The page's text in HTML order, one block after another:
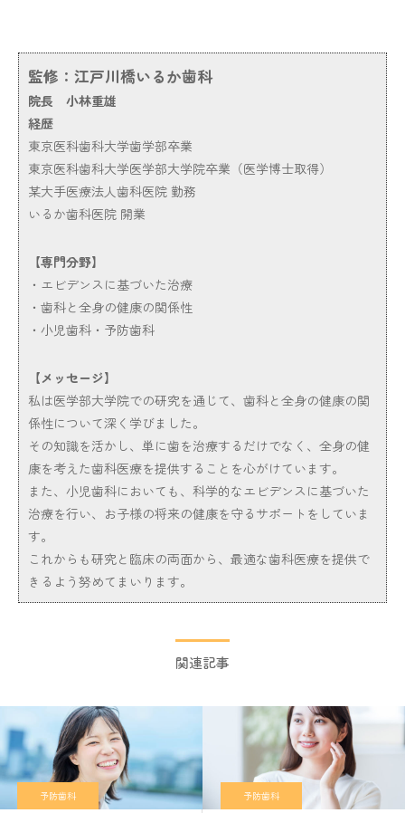
監修：江戸川橋いるか歯科
院長 小林重雄
経歴
東京医科歯科大学歯学部卒業
東京医科歯科大学医学部大学院卒業（医学博士取得）
某大手医療法人歯科医院 勤務
いるか歯科医院 開業
【専門分野】
・エビデンスに基づいた治療
・歯科と全身の健康の関係性
・小児歯科・予防歯科
【メッセージ】
私は医学部大学院での研究を通じて、歯科と全身の健康の関
係性について深く学びました。
その知識を活かし、単に歯を治療するだけでなく、全身の健
康を考えた歯科医療を提供することを心がけています。
また、小児歯科においても、科学的なエビデンスに基づいた
治療を行い、お子様の将来の健康を守るサポートをしていま
す。
これからも研究と臨床の両面から、最適な歯科医療を提供で
きるよう努めてまいります。
関連記事
予防歯科 予防歯科